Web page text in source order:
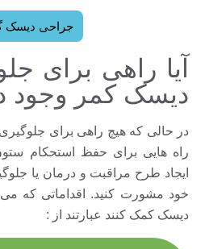
جراحی دیسک
آیا راهی برای
دیسک کمر وجود
در حالی که هیچ راهی برای جلوگیری
راه هایی برای حفظ استحکام
ايجاد طرح مراقبت و درمان یا
خود مشورت کنید. اقداماتی که می
دیسک کمک کنند عبارتند از :